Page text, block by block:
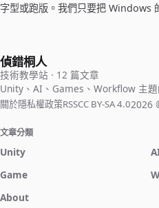
字型或跑版。我們只要把 Windows
偵錯桐人
技術教學站 · 12 篇文章
Unity、AI、Games、Workflow 主題
關於隱私權政策RSSCC BY-SA 4.02026
文章分類
Unity
Game
About